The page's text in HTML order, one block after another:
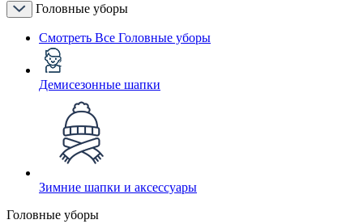
Головные уборы
Смотреть Все Головные уборы
Демисезонные шапки
Зимние шапки и аксессуары
Головные уборы